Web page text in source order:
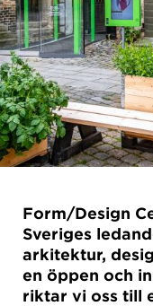
Form/Design
Sveriges
arkitektur,
en öppen och
riktar vi oss till